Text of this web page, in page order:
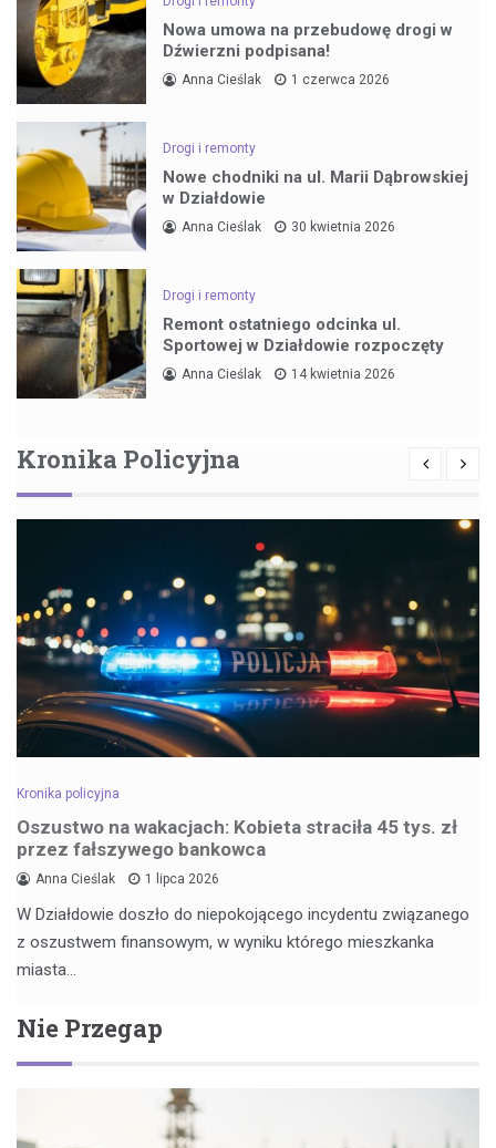
Nowa umowa na przebudowę drogi w
Dźwierzni podpisana!
Anna Cieślak 1 czerwca 2026
Drogi i remonty
Nowe chodniki na ul. Marii Dąbrowskiej
w Działdowie
Anna Cieślak 30 kwietnia 2026
Drogi i remonty
Remont ostatniego odcinka ul.
Sportowej w Działdowie rozpoczęty
Anna Cieślak 14 kwietnia 2026
Kronika Policyjna
Kronika policyjna
Oszustwo na wakacjach: Kobieta straciła 45 tys. zł
przez fałszywego bankowca
Anna Cieślak 1 lipca 2026
W Działdowie doszło do niepokojącego incydentu związanego
z oszustwem finansowym, w wyniku którego mieszkanka
miasta…
Nie Przegap